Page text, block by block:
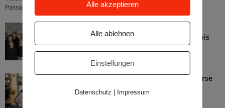
Passau, hat sich auf EMS-Training...
Sportstudio Guffanti: Von Krafttraining bis
Wellness. Marco Guffanti...
Mai 15, 2025
Vielfalt, die begeistert: GYM B7 bietet Kurse
für jeden Geschmack. Miriam...
Alle akzeptieren
Alle ablehnen
Einstellungen
Datenschutz | Impressum